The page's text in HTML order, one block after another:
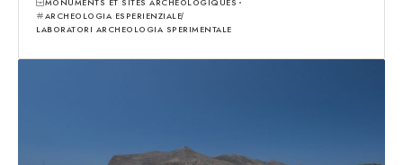
MONUMENTS ET SITES ARCHÉOLOGIQUES
ARCHEOLOGIA ESPERIENZIALE
LABORATORI ARCHEOLOGIA SPERIMENTALE